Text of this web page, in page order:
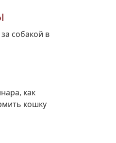
собакой в
как
кошку